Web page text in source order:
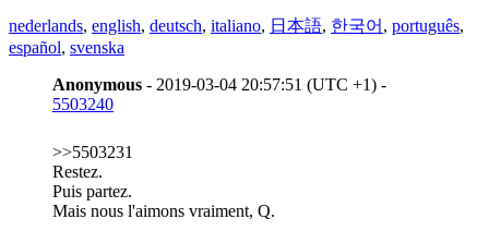
nederlands, english, deutsch, italiano, 日本語, 한국어 , português,
español, svenska
Anonymous - 2019-03-04 20:57:51 (UTC +1) -
5503240
>>5503231
Restez.
Puis partez.
Mais nous l'aimons vraiment, Q.